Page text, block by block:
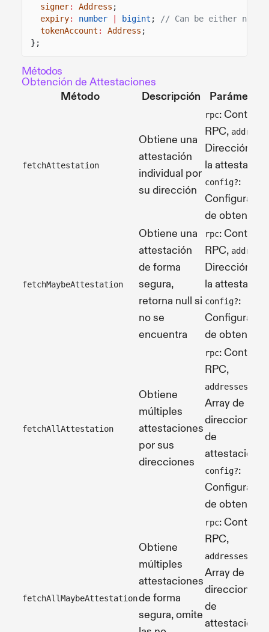
signer: Address ;
expiry: number bigint ;
// Can be either
tokenAccount : Address ;
};
Métodos
Obtención de Attestaciones
Método
Descripción Parámetros
fetchAttestation
Obtiene una
attestación
individual por
su dirección
rpc: Contexto
RPC, address
Dirección de
la
config?:
de obtención
fetchMaybeAttestation
Obtiene una
attestación
de forma
segura,
retorna null si
no se
encuentra
rpc: Contexto
RPC, address
Dirección de
la
config?:
de obtención
fetchAllAttestation
Obtiene
múltiples
attestaciones
por sus
direcciones
rpc: Contexto
RPC,
addresses
Array de
direcciones
de
config?:
de obtención
fetchAllMaybeAttestation
Obtiene
múltiples
attestaciones
de forma
segura, omite
rpc: Contexto
RPC,
addresses
Array de
direcciones
de